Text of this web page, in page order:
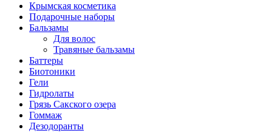
Крымская косметика
Подарочные наборы
Бальзамы
Для волос
Травяные бальзамы
Баттеры
Биотоники
Гели
Гидролаты
Грязь Сакского озера
Гоммаж
Дезодоранты